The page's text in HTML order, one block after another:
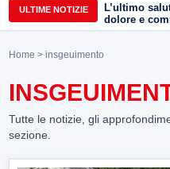
ULTIME NOTIZIE
L’ultimo
dolore e
giornalista
Home > insgeuimento
Tutte le notizie, gli
sezione.